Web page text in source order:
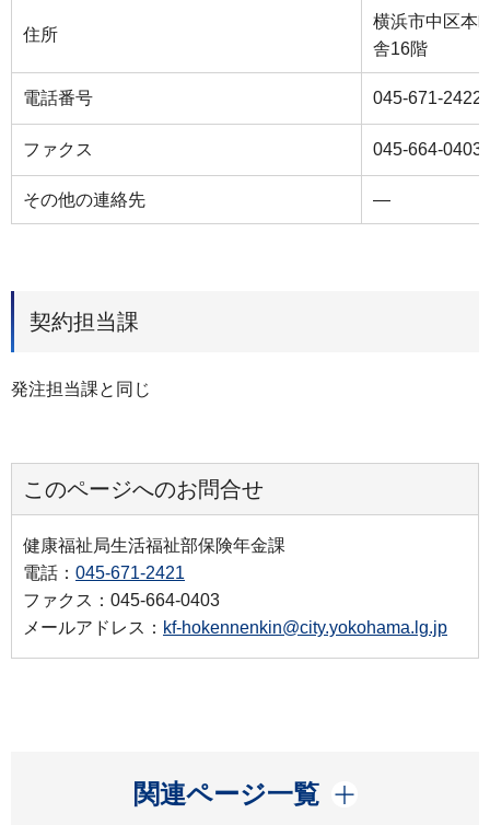
住所
横浜市中区本
舎16階
電話番号 045-671-2422
ファクス 045-664-0403
その他の連絡先 ―
契約担当課
発注担当課と同じ
このページへのお問合せ
健康福祉局生活福祉部保険年金課
電話： 045-671-2421
ファクス：045-664-0403
メールアドレス： kf-hokennenkin@city.yokohama.lg.jp
関連ページ一覧
開く